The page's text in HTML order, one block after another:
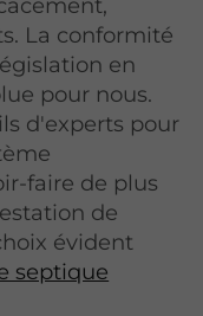
La conformité
en
pour nous.
d'experts pour
faire de plus
de
évident
septique